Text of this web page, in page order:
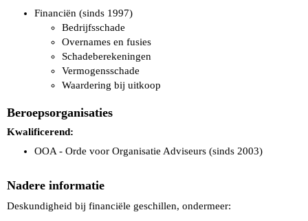
Financiën (sinds 1997)
Bedrijfsschade
Overnames en fusies
Schadeberekeningen
Vermogensschade
Waardering bij uitkoop
Beroepsorganisaties
Kwalificerend:
OOA - Orde voor Organisatie Adviseurs (sinds 2003)
Nadere informatie
Deskundigheid bij financiële geschillen, ondermeer: